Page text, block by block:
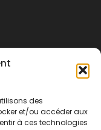
des
et/ou accéder aux
à ces technologies